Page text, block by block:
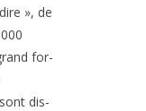
», de
.000
for­
dis­